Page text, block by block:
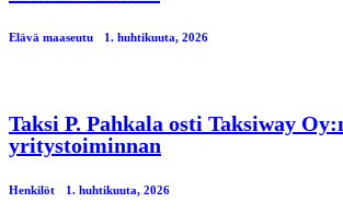
Elävä maaseutu 1. huhtikuuta, 2026
Taksi P. Pahkala osti Taksiway
yritystoiminnan
Henkilöt 1. huhtikuuta, 2026